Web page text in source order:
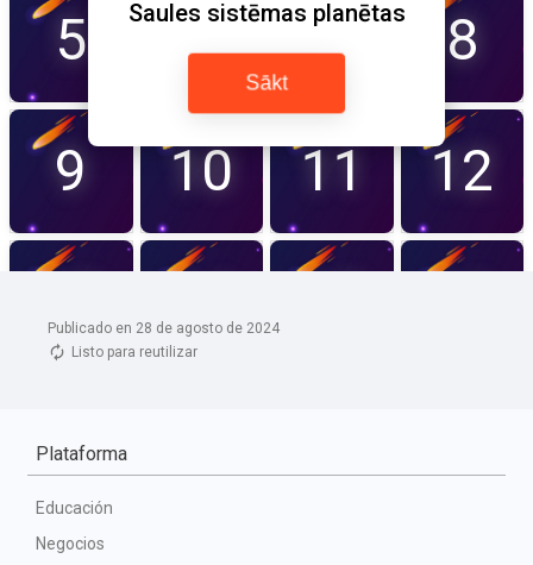
Publicado en 28 de agosto de 2024
Listo para reutilizar
Plataforma
Educación
Negocios